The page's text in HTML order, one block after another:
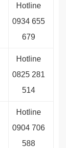
Hotline
0934 655
679
Hotline
0825 281
514
Hotline
0904 706
588